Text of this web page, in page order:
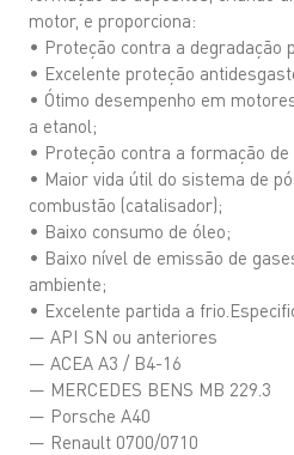
motor, e proporciona:
• Proteção contra a degradação
• Excelente proteção
• Ótimo desempenho em
a etanol;
• Proteção contra a formação
• Maior vida útil do sistema de
combustão (catalisador);
• Baixo consumo de óleo;
• Baixo nível de emissão de
ambiente;
• Excelente partida a
— API SN ou anteriores
— ACEA A3 / B4-16
— MERCEDES BENS MB 229.3
— Porsche A40
— Renault 0700/0710